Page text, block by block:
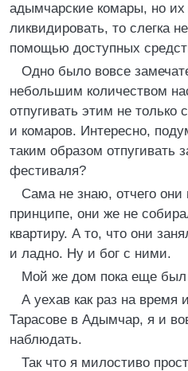
адымчарские комары, но
ликвидировать, то слегка
помощью доступных
Одно было вовсе
небольшим количеством
отпугивать этим не только
и комаров. Интересно,
таким образом отпугивать
фестиваля?
Сама не знаю, отчего
принципе, они же не
квартиру. А то, что они
и ладно. Ну и бог с ними.
Мой же дом пока еще был
А уехав как раз на время
Тарасове в Адымчар, я и
наблюдать.
Так что я милостиво